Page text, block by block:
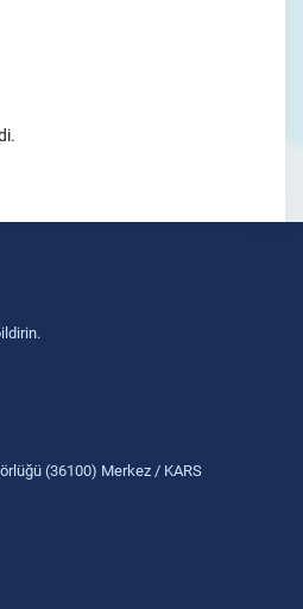
(36100) Merkez / KARS